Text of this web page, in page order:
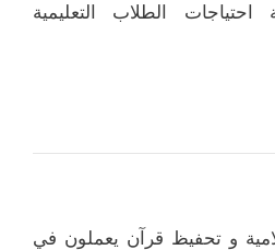
احتياجات الطلاب التعليمية
و تحفيظ قرآن يعملون في